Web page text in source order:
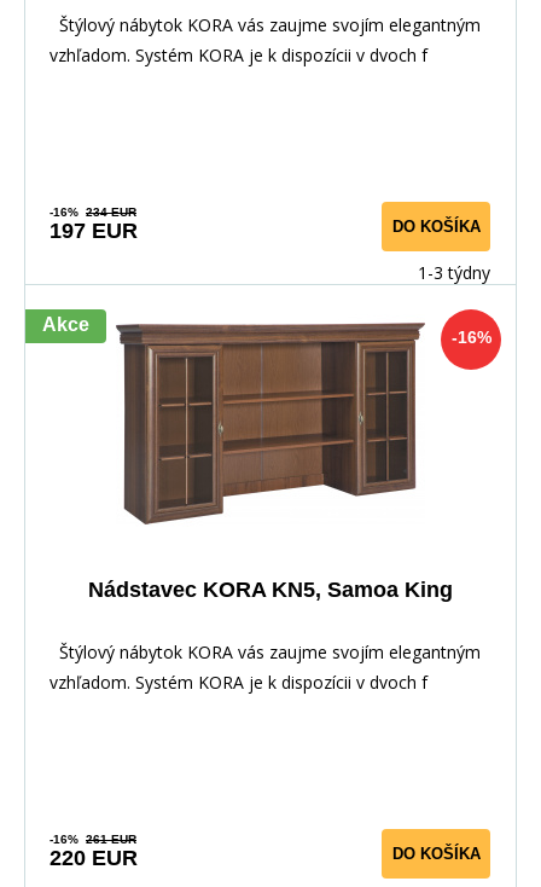
Štýlový nábytok KORA vás zaujme svojím elegantným
vzhľadom. Systém KORA je k dispozícii v dvoch f
-16% 234 EUR
197 EUR DO KOŠÍKA
1-3 týdny
-16%
Akce
Nádstavec KORA KN5, Samoa King
Štýlový nábytok KORA vás zaujme svojím elegantným
vzhľadom. Systém KORA je k dispozícii v dvoch f
-16% 261 EUR
220 EUR DO KOŠÍKA